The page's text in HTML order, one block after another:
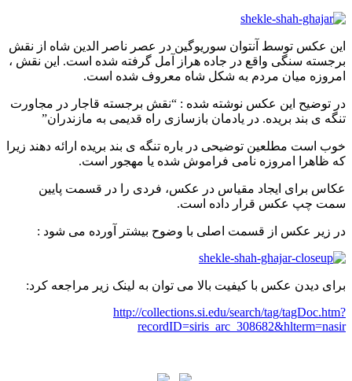
این عکس توسط آنتوان سوریوگین در عصر ناصر الدین شاه از نقش
برجسته سنگی واقع در جاده هراز آمل گرفته شده است. این نقش ،
امروزه میان مردم به شکل شاه معروف شده است.
در توضیح این عکس نوشته شده : “نقش برجسته قاجار در مجاورت
تنگه ی بند بریده. در یادمان بازسازی راه قدیمی به مازندران”
خوب است مطلعین توضیحی در باره تنگه ی بند بریده ارائه دهند زیرا
که ظاهرا امروزه نامی فراموش شده یا مهجور است.
عکاس برای ایجاد مقیاس در عکس، فردی را در قسمت پایین
سمت چپ عکس قرار داده است.
در زیر عکس از قسمت اصلی با وضوح بیشتر آورده می شود :
برای دیدن عکس با کیفیت بالا می توان به لینک زیر مراجعه کرد:
http://collections.si.edu/search/tag/tagDoc.htm?
recordID=siris_arc_308682&hlterm=nasir